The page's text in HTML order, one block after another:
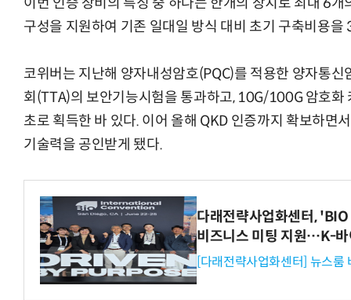
구성을 지원하여 기존 일대일 방식 대비 초기 구축비용
코위버는 지난해 양자내성암호(PQC)를 적용한 양자통
회(TTA)의 보안기능시험을 통과하고, 10G/100G 암호화
초로 획득한 바 있다. 이어 올해 QKD 인증까지 확보하면
기술력을 공인받게 됐다.
다래전략사업화센터,
비즈니스 미팅 지원…K-바
[다래전략사업화센터] 뉴스룸